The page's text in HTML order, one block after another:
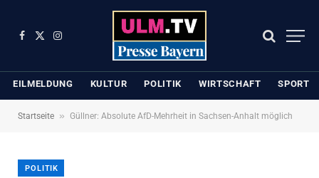
Facebook
X
Instagram
EILMELDUNG KULTUR POLITIK WIRTSCHAFT SPORT
Startseite » Güllner: Absolute AfD-Mehrheit in Sachsen-Anhalt möglich
POLITIK